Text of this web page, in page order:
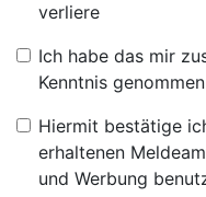
verliere
Ich habe das mir
Kenntnis genommen
Hiermit bestätige
erhaltenen
und Werbung